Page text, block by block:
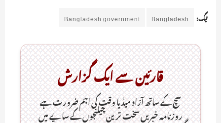
ٹیگ: Bangladesh
Bangladesh government
قارئین سے ایک گزارش
سچ کے ساتھ آزاد میڈیا وقت کی اہم ضرورت ہےـ
روزنامہ خبریں سخت ترین چیلنجوں کے سایے میں